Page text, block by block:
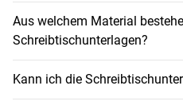
Aus welchem Material
Schreibtischunterlagen?
Kann ich die